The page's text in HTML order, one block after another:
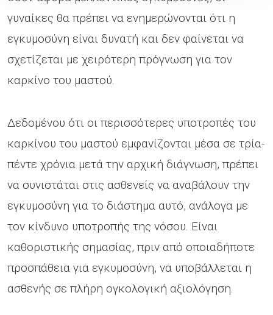
γυναίκες θα πρέπει να ενημερώνονται ότι η
εγκυμοσύνη είναι δυνατή και δεν φαίνεται να
σχετίζεται με χειρότερη πρόγνωση για τον
καρκίνο του μαστού.
Δεδομένου ότι οι περισσότερες υποτροπές του
καρκίνου του μαστού εμφανίζονται μέσα σε τρία-
πέντε χρόνια μετά την αρχική διάγνωση, πρέπει
να συνιστάται στις ασθενείς να αναβάλουν την
εγκυμοσύνη για το διάστημα αυτό, ανάλογα με
τον κίνδυνο υποτροπής της νόσου. Είναι
καθοριστικής σημασίας, πριν από οποιαδήποτε
προσπάθεια για εγκυμοσύνη, να υποβάλλεται η
ασθενής σε πλήρη ογκολογική αξιολόγηση.